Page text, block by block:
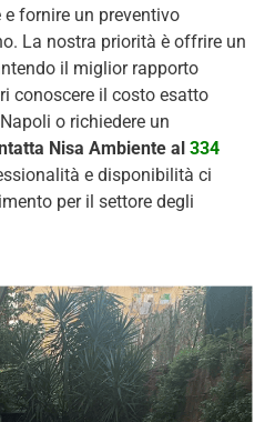
fornire un preventivo
La nostra priorità è offrire un
il miglior rapporto
conoscere il costo esatto
o richiedere un
Nisa Ambiente al 334
e disponibilità ci
per il settore degli